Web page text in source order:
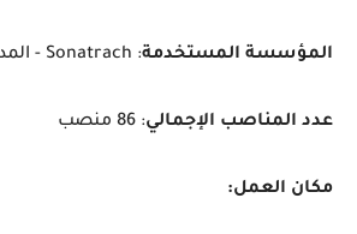
المؤسسة المستخدمة: Sonatrach - المديرية العامة
عدد المناصب الإجمالي: 86 منصب
مكان العمل: